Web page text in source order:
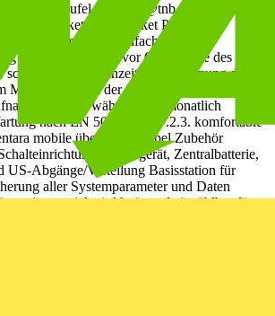
››
kaufel.germany@tnb.com
Pocket Scan Pocket PC mit
zur mobilen, einfachen und
der LBS-Adresse vor Ort mithilfe des
und gleichzeitiger Zuordnung der
Montageort und der Schaltungsart außerdem
vor Ort während der monatlich
nach EN 50172 Pkt. 7.2.3. komfortable
mobile über USB-Kabel Zubehör
Steuergerät, Zentralbatterie,
US-Abgänge/Verteilung Basisstation für
aller Systemparameter und Daten
Abgänge frei wählbar für
über ge- meinsamen Strang, Abgangs-
mm 2 Ladeteil ausgelegt und geeignet für
›› Verschlossene Bleibatterien (OGiV) ››
(OPzS, OGi) ›› NiCd-Batterien
Abmessungen (H x B x T) 1800 x 850 x 503
std. Batteriefach für verschlossene